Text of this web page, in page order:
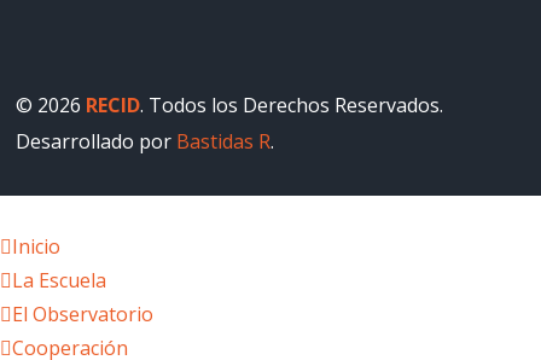
© 2026 RECID. Todos los Derechos Reservados.
Desarrollado por Bastidas R.
Inicio
La Escuela
El Observatorio
Cooperación